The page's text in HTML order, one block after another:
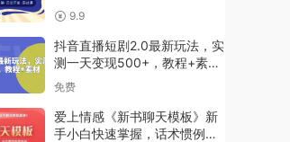
日出千单·实战课
9.9
抖音直播短剧2.0最新玩法，实
测一天变现500+，教程+素材
【揭秘】
免费
爱上情感《新书聊天模板》新
手小白快速掌握，话术惯例现